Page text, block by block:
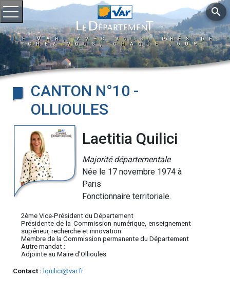
Ouvrir le menu
Le Var, avec vous, près de
chez vous, chaque jour
search
CANTON N°10 -
OLLIOULES
Laetitia Quilici
Majorité départementale
Née le 17 novembre 1974 à
Paris
Fonctionnaire territoriale.
2ème Vice-Président du Département
Présidente de la Commission numérique, enseignement
supérieur, recherche et innovation
Membre de la Commission permanente du Département
Autre mandat :
Adjointe au Maire d'Ollioules
Contact : lquilici@var.fr